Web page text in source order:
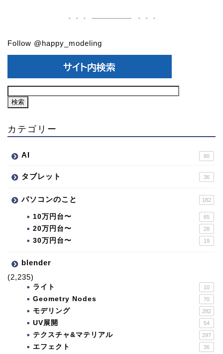
Follow @happy_modeling
カテゴリー
AI 80
タブレット 36
パソコンのこと 182
10万円台〜 65
20万円台〜 28
30万円台〜 19
blender
(2,235)
ライト 10
Geometry Nodes 70
モデリング 282
UV展開 54
テクスチャ&マテリアル 297
エフェクト 36